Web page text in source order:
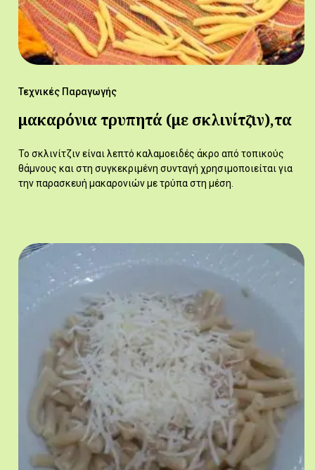
Τεχνικές Παραγωγής
μακαρόνια τρυπητά (με σκλινίτζ̆ιν),τα
Το σκλινίτζιν είναι λεπτό καλαμοειδές άκρο από τοπικούς
θάμνους και στη συγκεκριμένη συνταγή χρησιμοποιείται για
την παρασκευή μακαρονιών με τρύπα στη μέση.